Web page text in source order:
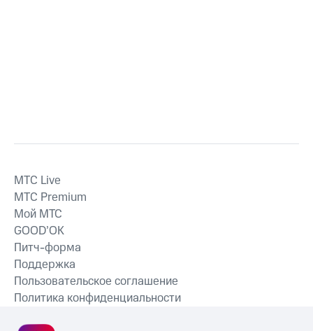
MTС Live
MTС Premium
Мой МТС
GOOD’OK
Питч-форма
Поддержка
Пользовательское соглашение
Политика конфиденциальности